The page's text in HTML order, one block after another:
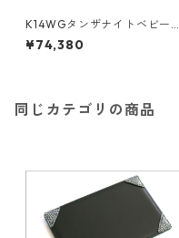
K14WGタンザナイトベビーリ
ングピアス ダイヤモンド 指輪
ジュエリー アクセサリー レデ
¥74,380
同じカテゴリの商品